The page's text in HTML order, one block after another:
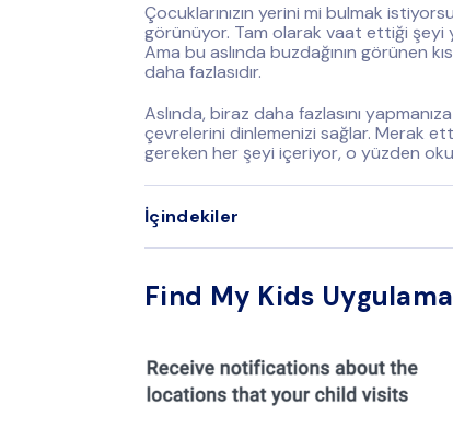
Çocuklarınızın yerini mi bulmak
görünüyor. Tam olarak vaat ettiği şeyi
Ama bu aslında buzdağının görünen
daha fazlasıdır.
Aslında, biraz daha fazlasını
çevrelerini dinlemenizi sağlar. Merak
gereken her şeyi içeriyor, o yüzden
İçindekiler
Find My Kids